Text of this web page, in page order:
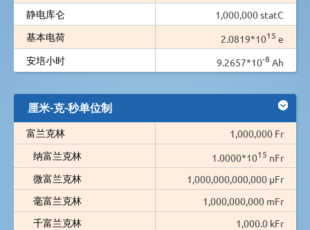
静电库仑
1,000,000 statC
基本电荷
2.0819*1015 e
安培小时
9.2657*10-8 Ah
厘米-克-秒单位制
富兰克林
1,000,000 Fr
纳富兰克林
1.0000*1015 nFr
微富兰克林
1,000,000,000,000 µFr
毫富兰克林
1,000,000,000 mFr
千富兰克林
1,000.0 kFr